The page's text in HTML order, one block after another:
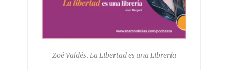
Zoé Valdés. La Libertad es una Librería